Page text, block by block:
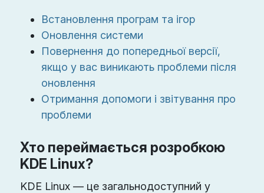
Встановлення програм та ігор
Оновлення системи
Повернення до попередньої версії,
якщо у вас виникають проблеми після
оновлення
Отримання допомоги і звітування про
проблеми
Хто переймається розробкою
KDE Linux?
KDE Linux — це загальнодоступний у